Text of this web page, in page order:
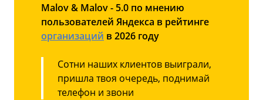
Malov & Malov - 5.0 по мнению
пользователей Яндекса в рейтинге
организаций в 2026 году
Сотни наших клиентов выиграли,
пришла твоя очередь, поднимай
телефон и звони